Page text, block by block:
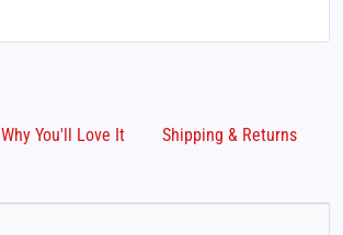
Why You'll Love It Shipping & Returns